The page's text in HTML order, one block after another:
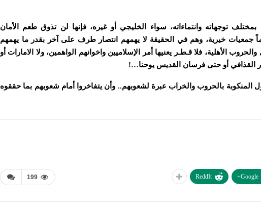
بمختلف توجهاته وانتماءاته، سواء الخليجي أو غيره، فإنها لن تذوق طعم الأمان
جمعيات خيرية، وهم في الحقيقة لا يهمهم انتصار طرف على آخر بقدر ما يهمهم
الأهلية، فلا قـطـر يعنيها أمر الإسلاميين واخوانهم الواهمين، ولا الامارات أو
القذافي أو حتى فرسان القديس يوحنا…!
المنكوبة بالحروب والخراب عبرة لشعوبهم.. وأن يتفاخروا أمام شعوبهم بما حققوه
199 Google+
ReddIt